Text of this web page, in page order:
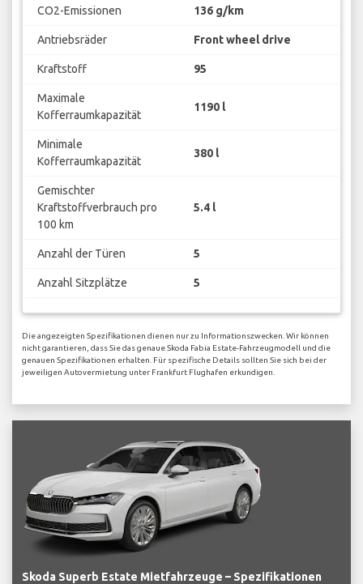
CO2-Emissionen 136 g/km
Antriebsräder Front wheel drive
Kraftstoff 95
Maximale
Kofferraumkapazität
1190 l
Minimale
Kofferraumkapazität
380 l
Gemischter
Kraftstoffverbrauch pro
100 km
5.4 l
Anzahl der Türen 5
Anzahl Sitzplätze 5
Die angezeigten Spezifikationen dienen nur zu Informationszwecken. Wir können
nicht garantieren, dass Sie das genaue Skoda Fabia Estate-Fahrzeugmodell und die
genauen Spezifikationen erhalten. Für spezifische Details sollten Sie sich bei der
jeweiligen Autovermietung unter Frankfurt Flughafen erkundigen.
Skoda Superb Estate Mietfahrzeuge – Spezifikationen